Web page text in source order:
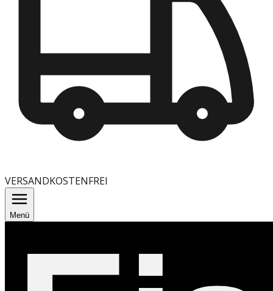
VERSANDKOSTENFREI
Menü